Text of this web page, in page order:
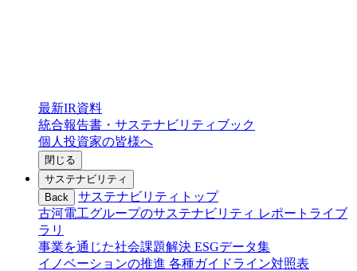
最新IR資料
統合報告書・サステナビリティブック
個人投資家の皆様へ
閉じる
サステナビリティ
Back
サステナビリティトップ
古河電工グループのサステナビリティ レポートライブ
ラリ
事業を通じた社会課題解決 ESGデータ集
イノベーションの推進 各種ガイドライン対照表